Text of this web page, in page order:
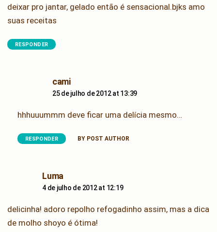
deixar pro jantar, gelado então é sensacional.bjks amo
suas receitas
RESPONDER
camisays:
25 de julho de 2012 at 13:39
hhhuuummm deve ficar uma delícia mesmo…
RESPONDER BY POST AUTHOR
Luma
4 de julho de 2012 at 12:19
delicinha! adoro repolho refogadinho assim, mas a dica
de molho shoyo é ótima!